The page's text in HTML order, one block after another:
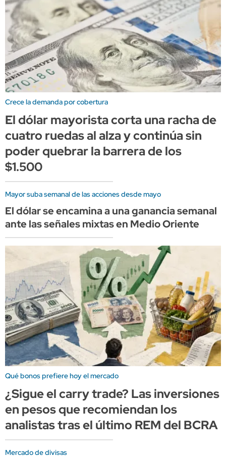
Crece la demanda por cobertura
El dólar mayorista corta una racha de
cuatro ruedas al alza y continúa sin
poder quebrar la barrera de los
$1.500
Mayor suba semanal de las acciones desde mayo
El dólar se encamina a una ganancia semanal
ante las señales mixtas en Medio Oriente
Qué bonos prefiere hoy el mercado
¿Sigue el carry trade? Las inversiones
en pesos que recomiendan los
analistas tras el último REM del BCRA
Mercado de divisas